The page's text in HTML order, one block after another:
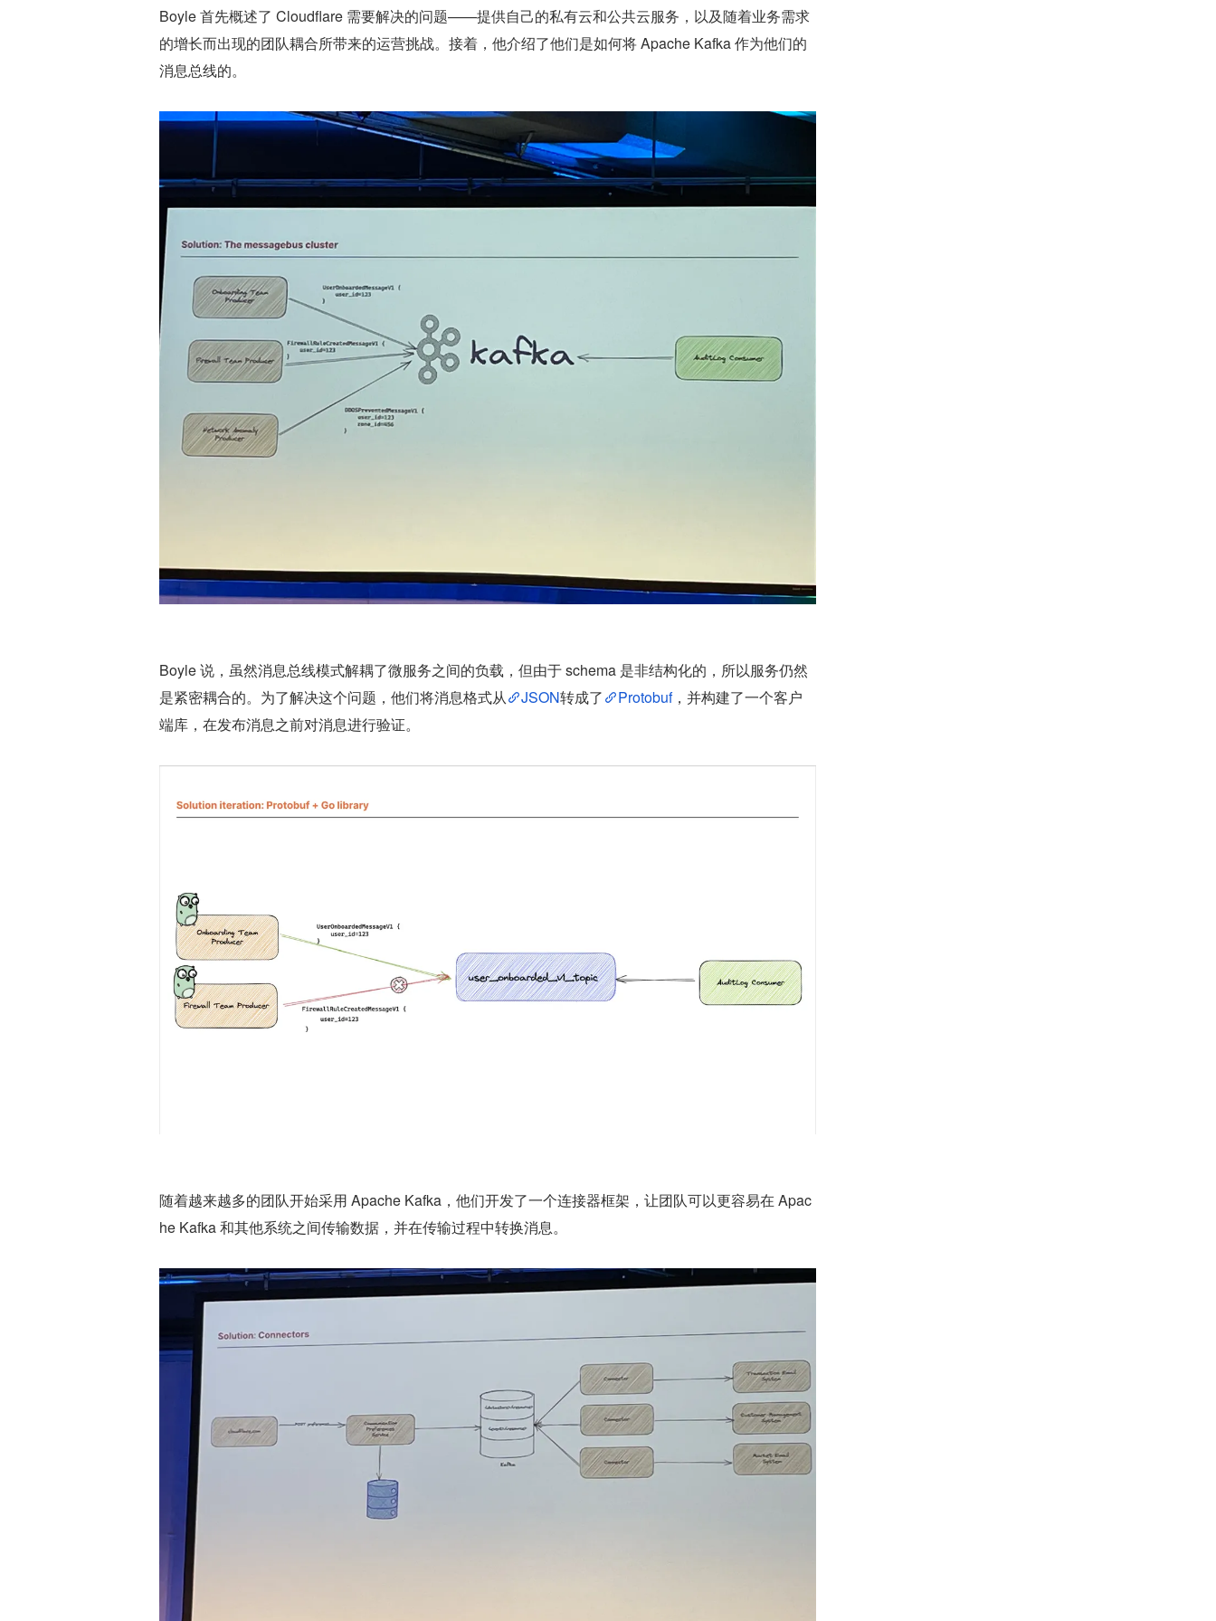
Boyle 首先概述了 Cloudflare 需要解决的问题——提供自己的私有云和公共云服务，以及随着业务需求
的增长而出现的团队耦合所带来的运营挑战。接着，他介绍了他们是如何将 Apache Kafka 作为他们的
消息总线的。
Boyle 说，虽然消息总线模式解耦了微服务之间的负载，但由于 schema 是非结构化的，所以服务仍然
是紧密耦合的。为了解决这个问题，他们将消息格式从
JSON转成了 Protobuf，并构建了一个客户
端库，在发布消息之前对消息进行验证。
随着越来越多的团队开始采用 Apache Kafka，他们开发了一个连接器框架，让团队可以更容易在 Apac
he Kafka 和其他系统之间传输数据，并在传输过程中转换消息。